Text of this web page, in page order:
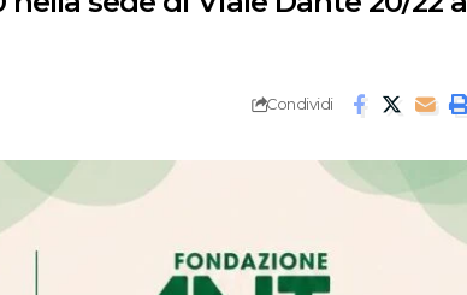
Condividi